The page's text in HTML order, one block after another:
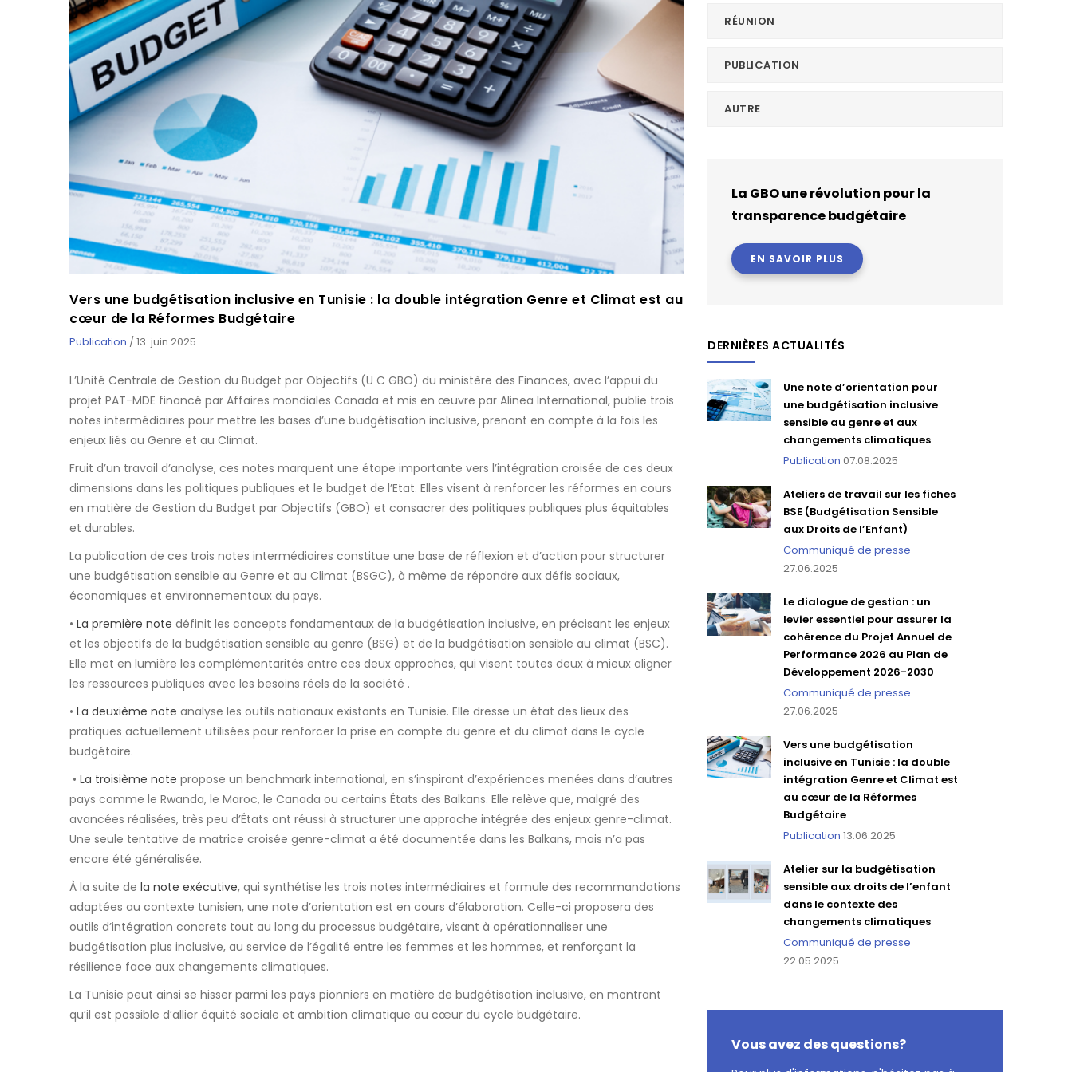
Vers une budgétisation inclusive en Tunisie : la double intégration Genre et Climat est au
cœur de la Réformes Budgétaire
Publication / 13. juin 2025
L’Unité Centrale de Gestion du Budget par Objectifs (U C GBO) du ministère des Finances, avec l’appui du
projet PAT-MDE financé par Affaires mondiales Canada et mis en œuvre par Alinea International, publie trois
notes intermédiaires pour mettre les bases d’une budgétisation inclusive, prenant en compte à la fois les
enjeux liés au Genre et au Climat.
Fruit d’un travail d’analyse, ces notes marquent une étape importante vers l’intégration croisée de ces deux
dimensions dans les politiques publiques et le budget de l’Etat. Elles visent à renforcer les réformes en cours
en matière de Gestion du Budget par Objectifs (GBO) et consacrer des politiques publiques plus équitables
et durables.
La publication de ces trois notes intermédiaires constitue une base de réflexion et d’action pour structurer
une budgétisation sensible au Genre et au Climat (BSGC), à même de répondre aux défis sociaux,
économiques et environnementaux du pays.
• La première note définit les concepts fondamentaux de la budgétisation inclusive, en précisant les enjeux
et les objectifs de la budgétisation sensible au genre (BSG) et de la budgétisation sensible au climat (BSC).
Elle met en lumière les complémentarités entre ces deux approches, qui visent toutes deux à mieux aligner
les ressources publiques avec les besoins réels de la société .
• La deuxième note analyse les outils nationaux existants en Tunisie. Elle dresse un état des lieux des
pratiques actuellement utilisées pour renforcer la prise en compte du genre et du climat dans le cycle
budgétaire.
• La troisième note propose un benchmark international, en s’inspirant d’expériences menées dans d’autres
pays comme le Rwanda, le Maroc, le Canada ou certains États des Balkans. Elle relève que, malgré des
avancées réalisées, très peu d’États ont réussi à structurer une approche intégrée des enjeux genre-climat.
Une seule tentative de matrice croisée genre-climat a été documentée dans les Balkans, mais n’a pas
encore été généralisée.
À la suite de la note exécutive, qui synthétise les trois notes intermédiaires et formule des recommandations
adaptées au contexte tunisien, une note d’orientation est en cours d’élaboration. Celle-ci proposera des
outils d’intégration concrets tout au long du processus budgétaire, visant à opérationnaliser une
budgétisation plus inclusive, au service de l’égalité entre les femmes et les hommes, et renforçant la
résilience face aux changements climatiques.
La Tunisie peut ainsi se hisser parmi les pays pionniers en matière de budgétisation inclusive, en montrant
qu’il est possible d’allier équité sociale et ambition climatique au cœur du cycle budgétaire.
RÉUNION
PUBLICATION
AUTRE
La GBO une révolution pour la
transparence budgétaire
EN SAVOIR PLUS
DERNIÈRES ACTUALITÉS
Une note d’orientation pour
une budgétisation inclusive
sensible au genre et aux
changements climatiques
Publication 07.08.2025
Ateliers de travail sur les fiches
BSE (Budgétisation Sensible
aux Droits de l’Enfant)
Communiqué de presse
27.06.2025
Le dialogue de gestion : un
levier essentiel pour assurer la
cohérence du Projet Annuel de
Performance 2026 au Plan de
Développement 2026-2030
Communiqué de presse
27.06.2025
Vers une budgétisation
inclusive en Tunisie : la double
intégration Genre et Climat est
au cœur de la Réformes
Budgétaire
Publication 13.06.2025
Atelier sur la budgétisation
sensible aux droits de l’enfant
dans le contexte des
changements climatiques
Communiqué de presse
22.05.2025
Vous avez des questions?